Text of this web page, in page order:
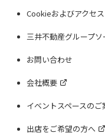
Cookieおよびアクセ
三井不動産グループ
お問い合わせ
会社概要
イベントスペースのご
出店をご希望の方へ